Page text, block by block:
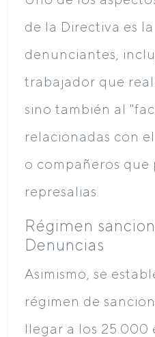
de la Directiva es
denunciantes,
trabajador que
sino también al
relacionadas con
o compañeros que
represalias.
Régimen
Denuncias
Asimismo, se
régimen de
llegar a los 25.000